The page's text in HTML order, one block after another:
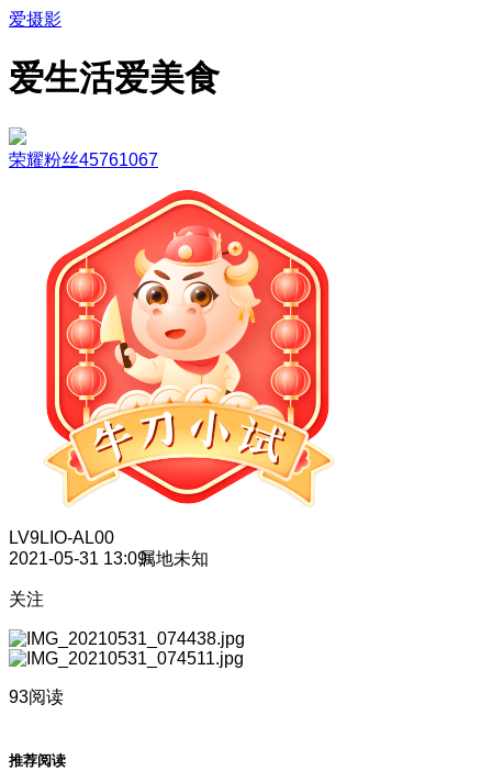
爱摄影
爱生活爱美食
荣耀粉丝45761067
LV9LIO-AL00
2021-05-31 13:09属地未知
关注
93阅读
推荐阅读